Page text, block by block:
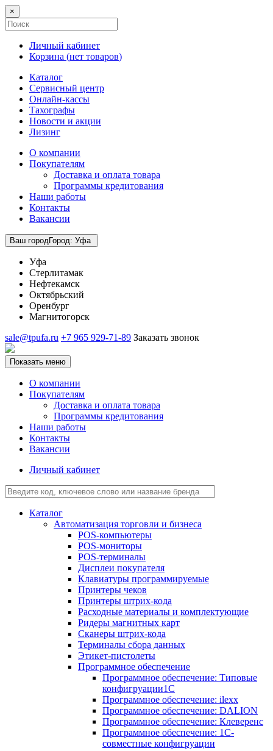
×
Личный кабинет
Корзина (нет товаров)
Каталог
Сервисный центр
Онлайн-кассы
Тахографы
Новости и акции
Лизинг
О компании
Покупателям
Доставка и оплата товара
Программы кредитования
Наши работы
Контакты
Вакансии
Ваш городГород: Уфа
Уфа
Стерлитамак
Нефтекамск
Октябрьский
Оренбург
Магнитогорск
sale@tpufa.ru +7 965 929-71-89 Заказать звонок
Показать меню
О компании
Покупателям
Доставка и оплата товара
Программы кредитования
Наши работы
Контакты
Вакансии
Личный кабинет
Каталог
Автоматизация торговли и бизнеса
POS-компьютеры
POS-мониторы
POS-терминалы
Дисплеи покупателя
Клавиатуры программируемые
Принтеры чеков
Принтеры штрих-кода
Расходные материалы и комплектующие
Ридеры магнитных карт
Сканеры штрих-кода
Терминалы сбора данных
Этикет-пистолеты
Программное обеспечение
Программное обеспечение: Типовые
конфигруации1С
Программное обеспечение: ilexx
Программное обеспечение: DALION
Программное обеспечение: Клеверенс
Программное обеспечение: 1С-
совместные конфигруации